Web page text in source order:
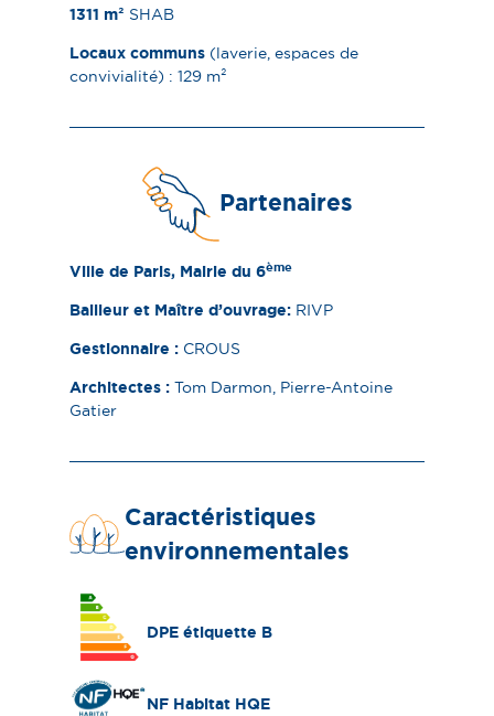
1 311 m² ​ SHAB
Locaux communs (laverie, espaces de
convivialité) : 129 m²​
Partenaires
Ville de Paris, Mairie du 6ème
Bailleur et Maître d’ouvrage : RIVP
Gestionnaire : CROUS
Architectes :Tom Darmon, Pierre-Antoine
Gatier
Caractéristiques
environnementales
DPE étiquette B
NF Habitat HQE